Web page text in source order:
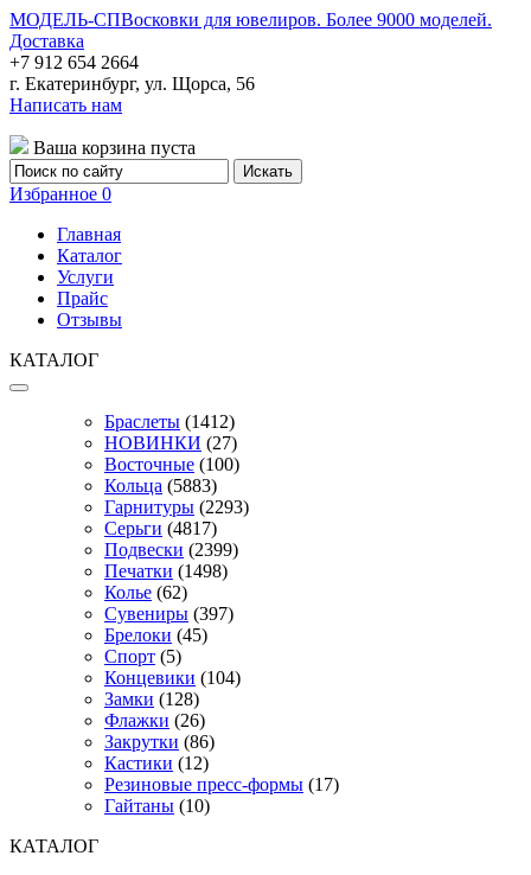
МОДЕЛЬ-СПВосковки для ювелиров. Более 9000 моделей.
Доставка
+7 912 654 2664
г. Екатеринбург, ул. Щорса, 56
Написать нам
Ваша корзина пуста
Избранное 0
Главная
Каталог
Услуги
Прайс
Отзывы
КАТАЛОГ
Браслеты (1412)
НОВИНКИ (27)
Восточные (100)
Кольца (5883)
Гарнитуры (2293)
Серьги (4817)
Подвески (2399)
Печатки (1498)
Колье (62)
Сувениры (397)
Брелоки (45)
Спорт (5)
Концевики (104)
Замки (128)
Флажки (26)
Закрутки (86)
Кастики (12)
Резиновые пресс-формы (17)
Гайтаны (10)
КАТАЛОГ